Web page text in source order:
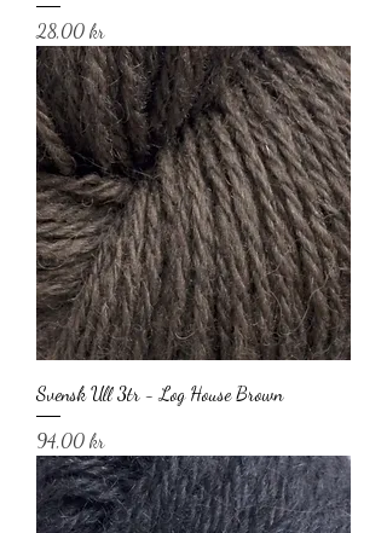
Pris
28,00 kr
Svensk Ull 3tr - Log House Brown
Pris
94,00 kr